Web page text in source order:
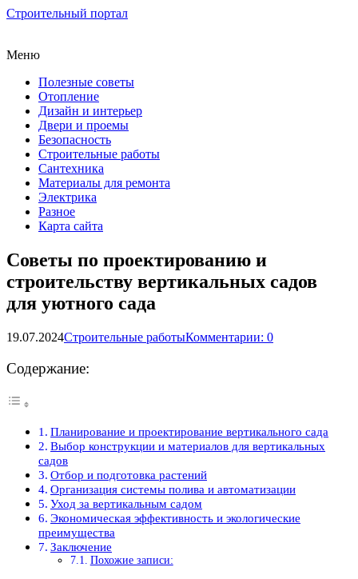
Строительный портал
Меню
Полезные советы
Отопление
Дизайн и интерьер
Двери и проемы
Безопасность
Строительные работы
Сантехника
Материалы для ремонта
Электрика
Разное
Карта сайта
Советы по проектированию и
строительству вертикальных садов
для уютного сада
19.07.2024Строительные работыКомментарии: 0
Содержание:
Планирование и проектирование вертикального сада
Выбор конструкции и материалов для вертикальных
садов
Отбор и подготовка растений
Организация системы полива и автоматизации
Уход за вертикальным садом
Экономическая эффективность и экологические
преимущества
Заключение
Похожие записи: